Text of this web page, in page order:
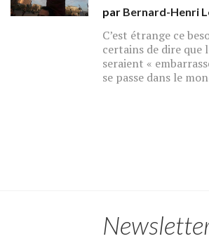
par Bernard-Henri
C’est étrange ce
certains de dire que
seraient «
se passe dans le